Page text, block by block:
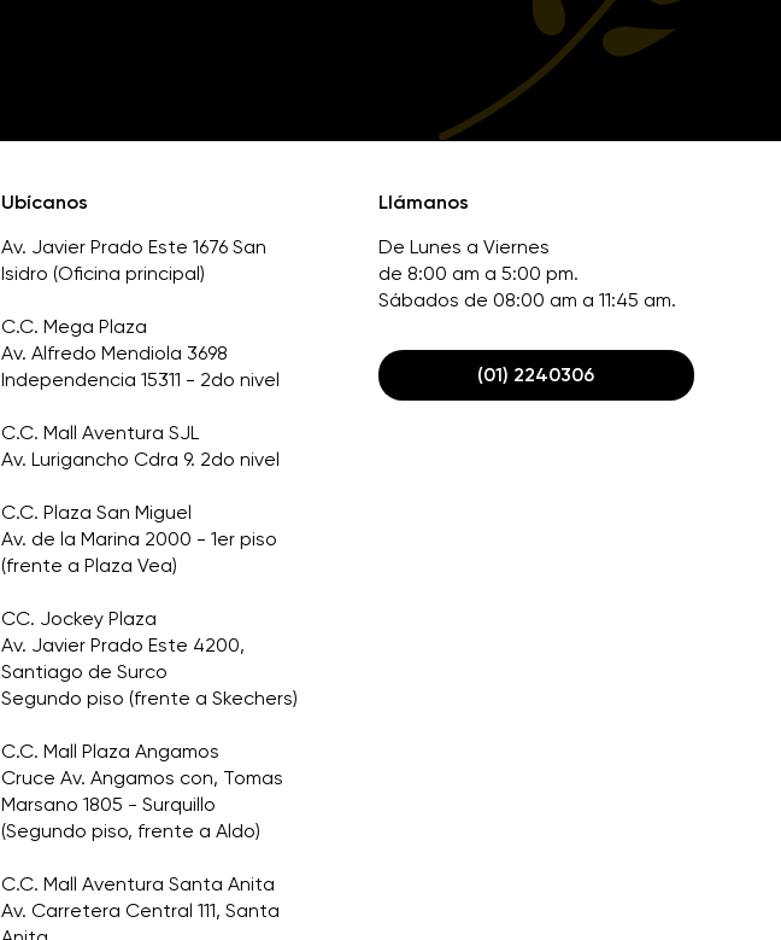
Ubícanos
Av. Javier Prado Este 1676 San
Isidro (Oficina principal)
C.C. Mega Plaza
Av. Alfredo Mendiola 3698
Independencia 15311 - 2do nivel
C.C. Mall Aventura SJL
Av. Lurigancho Cdra 9. 2do nivel
C.C. Plaza San Miguel
Av. de la Marina 2000 - 1er piso
(frente a Plaza Vea)
CC. Jockey Plaza
Av. Javier Prado Este 4200,
Santiago de Surco
Segundo piso (frente a Skechers)
C.C. Mall Plaza Angamos
Cruce Av. Angamos con, Tomas
Marsano 1805 - Surquillo
(Segundo piso, frente a Aldo)
C.C. Mall Aventura Santa Anita
Av. Carretera Central 111, Santa
Llámanos
De Lunes a Viernes
de 8:00 am a 5:00 pm.
Sábados de 08:00 am a 11:45 am.
(01) 2240306